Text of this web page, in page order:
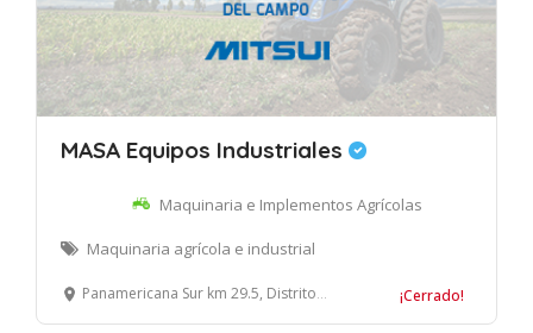
MASA Equipos Industriales
Maquinaria e Implementos Agrícolas
Maquinaria agrícola e industrial
Panamericana Sur km 29.5, Distrito de Lurín, Lima. ¡Cerrado!